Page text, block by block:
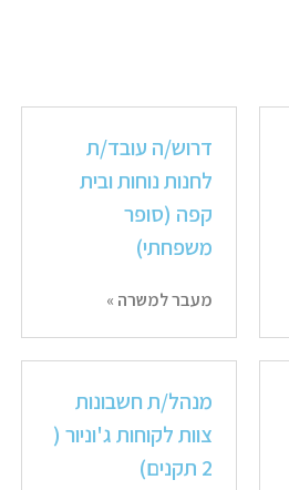
דרוש/ה עובד/ת
לחנות נוחות ובית
קפה (סופר
משפחתי)
מעבר למשרה »
מנהל/ת חשבונות
צוות לקוחות ג'וניור (
2 תקנים)